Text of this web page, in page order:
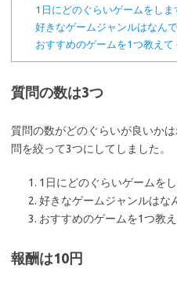
1日にどのぐらいゲームをしま
好きなゲームジャンルはなん
おすすめのゲームを1つ教えて
質問の数は3つ
質問の数がどのぐらいが良いか
問を絞って3つにしてしました。
1日にどのぐらいゲームを
好きなゲームジャンルはな
おすすめのゲームを1つ教
報酬は10円